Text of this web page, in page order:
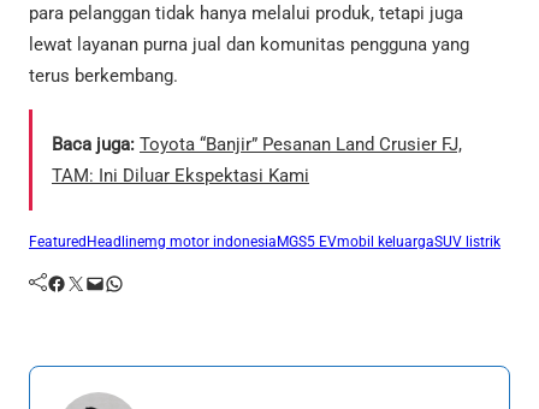
para pelanggan tidak hanya melalui produk, tetapi juga
lewat layanan purna jual dan komunitas pengguna yang
terus berkembang.
Baca juga: Toyota “Banjir” Pesanan Land Crusier FJ,
TAM: Ini Diluar Ekspektasi Kami
FeaturedHeadlinemg motor indonesiaMGS5 EVmobil keluargaSUV listrik
Facebook Twitter Mail WhatsApp